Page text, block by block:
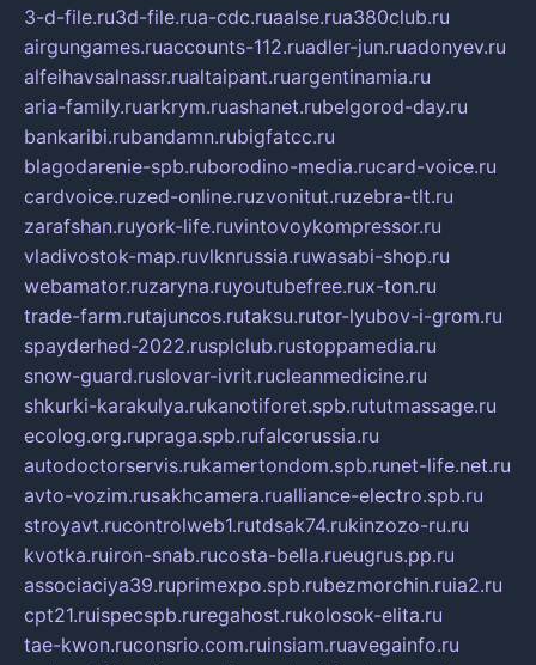
3-d-file.ru3d-file.rua-cdc.ruaalse.rua380club.ru
airgungames.ruaccounts-112.ruadler-jun.ruadonyev.ru
alfeihavsalnassr.rualtaipant.ruargentinamia.ru
aria-family.ruarkrym.ruashanet.rubelgorod-day.ru
bankaribi.rubandamn.rubigfatcc.ru
blagodarenie-spb.ruborodino-media.rucard-voice.ru
cardvoice.ruzed-online.ruzvonitut.ruzebra-tlt.ru
zarafshan.ruyork-life.ruvintovoykompressor.ru
vladivostok-map.ruvlknrussia.ruwasabi-shop.ru
webamator.ruzaryna.ruyoutubefree.rux-ton.ru
trade-farm.rutajuncos.rutaksu.rutor-lyubov-i-grom.ru
spayderhed-2022.rusplclub.rustoppamedia.ru
snow-guard.ruslovar-ivrit.rucleanmedicine.ru
shkurki-karakulya.rukanotiforet.spb.rututmassage.ru
ecolog.org.rupraga.spb.rufalcorussia.ru
autodoctorservis.rukamertondom.spb.runet-life.net.ru
avto-vozim.rusakhcamera.rualliance-electro.spb.ru
stroyavt.rucontrolweb1.rutdsak74.rukinzozo-ru.ru
kvotka.ruiron-snab.rucosta-bella.rueugrus.pp.ru
associaciya39.ruprimexpo.spb.rubezmorchin.ruia2.ru
cpt21.ruispecspb.ruregahost.rukolosok-elita.ru
tae-kwon.ruconsrio.com.ruinsiam.ruavegainfo.ru